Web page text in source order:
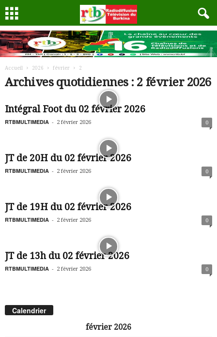
Accueil 2026 février 2
Archives quotidiennes : 2 février 2026
Intégral Foot du 02 février 2026
RTBMULTIMEDIA - 2 février 2026 0
JT de 20H du 02 février 2026
RTBMULTIMEDIA - 2 février 2026 0
JT de 19H du 02 février 2026
RTBMULTIMEDIA - 2 février 2026 0
JT de 13h du 02 février 2026
RTBMULTIMEDIA - 2 février 2026 0
Calendrier
février 2026